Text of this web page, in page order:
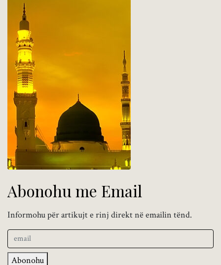
Abonohu me Email
Informohu për artikujt e rinj direkt në emailin tënd.
Abonohu